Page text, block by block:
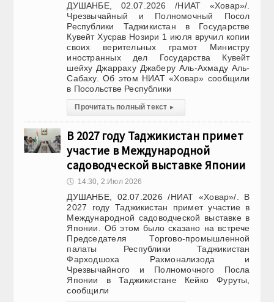
ДУШАНБЕ, 02.07.2026 /НИАТ «Ховар»/.
Чрезвычайный и Полномочный Посол
Республики Таджикистан в Государстве
Кувейт Хусрав Нозири 1 июля вручил копии
своих верительных грамот Министру
иностранных дел Государства Кувейт
шейху Джарраху Джаберу Аль-Ахмаду Аль-
Сабаху. Об этом НИАТ «Ховар» сообщили
в Посольстве Республики
Прочитать полный текст ▸
В 2027 году Таджикистан примет
участие в Международной
садоводческой выставке Японии
🕔 14:30, 2.Июл 2026
ДУШАНБЕ, 02.07.2026 /НИАТ «Ховар»/. В
2027 году Таджикистан примет участие в
Международной садоводческой выставке в
Японии. Об этом было сказано на встрече
Председателя Торгово-промышленной
палаты Республики Таджикистан
Фарходшоха Рахмонализода и
Чрезвычайного и Полномочного Посла
Японии в Таджикистане Кейко Фуруты,
сообщили